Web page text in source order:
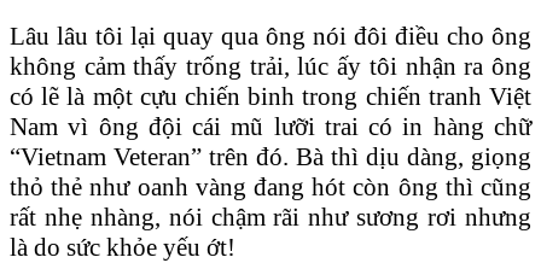
Lâu lâu tôi lại quay qua ông nói đôi điều cho ông
không cảm thấy trống trải, lúc ấy tôi nhận ra ông
có lẽ là một cựu chiến binh trong chiến tranh Việt
Nam vì ông đội cái mũ lưỡi trai có in hàng chữ
“Vietnam Veteran” trên đó. Bà thì dịu dàng, giọng
thỏ thẻ như oanh vàng đang hót còn ông thì cũng
rất nhẹ nhàng, nói chậm rãi như sương rơi nhưng
là do sức khỏe yếu ớt!